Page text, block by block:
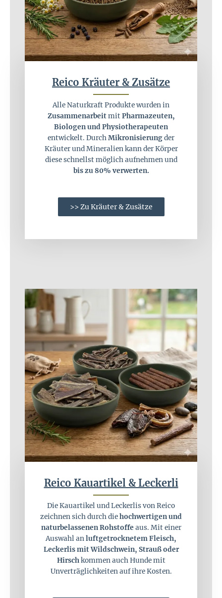
Reico Kräuter & Zusätze
Alle Naturkraft Produkte wurden in
ZusammenarbeitmitPharmazeuten,
Biologen und Physiotherapeuten
entwickelt. DurchMikronisierungder
Kräuter und Mineralien kann der Körper
diese schnellst möglich aufnehmen und
bis zu 80% verwerten.
>> Zu Kräuter & Zusätze
Reico Kauartikel & Leckerli
Die Kauartikel und Leckerlis von Reico
zeichnen sich durch diehochwertigen und
naturbelassenen Rohstoffe aus. Mit einer
Auswahl anluftgetrocknetem Fleisch,
Leckerlis mit Wildschwein, Strauß oder
Hirschkommen auch Hunde mit
Unverträglichkeiten auf ihre Kosten.